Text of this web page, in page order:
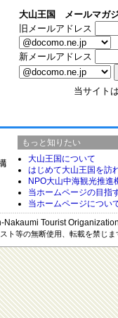
大山王国 メールマガ
旧メールアドレス
新メールアドレス
当サイト
もっと知りたい
大山王国について
はじめて大山王国を訪
NPO大山中海観光推進
当ホームページの目指
当ホームページについ
Tourist
ト等の無断使用、転載を禁じま